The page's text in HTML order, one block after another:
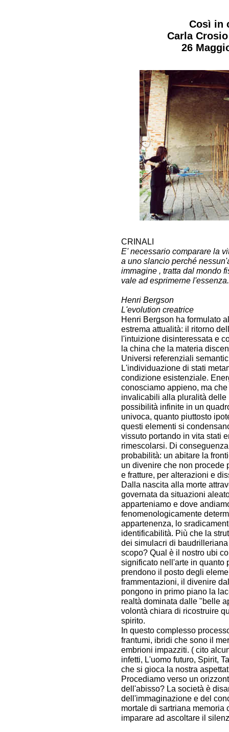
Così in
Carla
26
CRINALI
E' necessario comparare la
a uno slancio perché
immagine , tratta dal mondo
vale ad esprimerne l'essenza.
Henri Bergson
L'evolution creatrice
Henri Bergson ha formulato
estrema attualità: il ritorno
l'intuizione disinteressata e
la china che la materia
Universi referenziali
L'individuazione di stati
condizione esistenziale.
conosciamo appieno, ma
invalicabili alla pluralità
possibilità infinite in un
univoca, quanto piuttosto
questi elementi si
vissuto portando in vita stati
rimescolarsi. Di
probabilità: un abitare la
un divenire che non procede
e fratture, per alterazioni e
Dalla nascita alla morte
governata da situazioni
apparteniamo e dove
fenomenologicamente
appartenenza, lo
identificabilità. Più che la
dei simulacri di
scopo? Qual è il nostro ubi
significato nell'arte in quanto
prendono il posto degli
frammentazioni, il divenire
pongono in primo piano la
realtà dominata dalle "belle
volontà chiara di ricostruire
spirito.
In questo complesso
frantumi, ibridi che sono il
embrioni impazziti. ( cito
infetti, L'uomo futuro, Spirit,
che si gioca la nostra
Procediamo verso un
dell'abisso? La società è
dell'immaginazione e del
mortale di sartriana memoria
imparare ad ascoltare il